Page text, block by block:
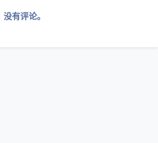
没有评论。